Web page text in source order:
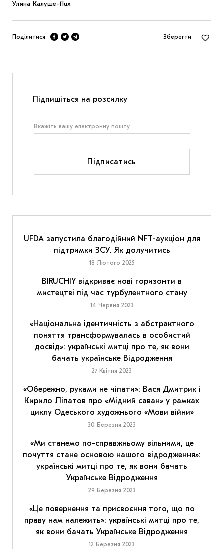
Уляна Калушe-flux
Поділитися Зберегти
Підпишіться на розсилку
Підписатись
UFDA запустила благодійний NFT-аукціон для
підтримки ЗСУ. Як долучитись
18 Лютого 2025
BIRUCHIY відкриває нові горизонти в
мистецтві під час турбулентного стану
14 Червня 2023
«Національна ідентичність з абстрактного
поняття трансформувалась в особистий
досвід»: українські митці про те, як вони
бачать українське Відродження
27 Квітня 2023
«Обережно, руками не чіпати»: Вася Дмитрик і
Кирило Ліпатов про «Мідний саван» у рамках
циклу Одеського художнього «Мови війни»
30 Березня 2023
«Ми станемо по-справжньому вільними, це
почуття стане основою нашого відродження»:
українські митці про те, як вони бачать
Українське Відродження
29 Березня 2023
«Це повернення та присвоєння того, що по
праву нам належить»: українські митці про те,
як вони бачать Українське Відродження
12 Березня 2023